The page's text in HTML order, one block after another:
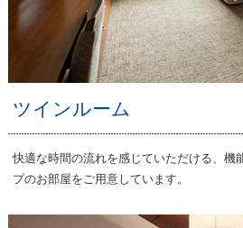
ツインルーム
快適な時間の流れを感じていただける、機
プのお部屋をご用意しています。